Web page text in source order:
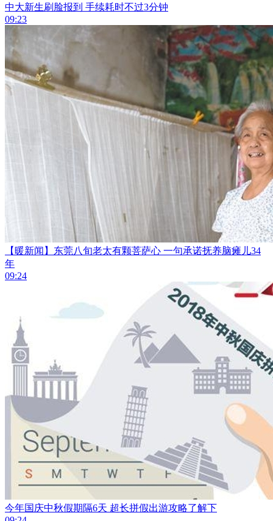
中大新生刷脸报到 手续耗时不过3分钟
09:23
【暖新闻】东莞八旬老太有颗菩萨心 一句承诺抚养脑瘫儿34
年
09:24
今年国庆中秋假期隔6天 超长拼假出游攻略了解下